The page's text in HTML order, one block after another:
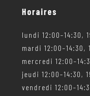
Horaires
lundi 12:00–14:30,
mardi 12:00–14:30,
mercredi
jeudi 12:00–14:30,
vendredi